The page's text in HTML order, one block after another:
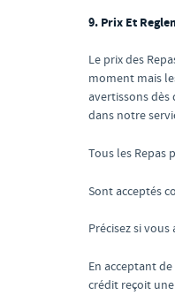
9. Prix Et
Le prix des
moment mais
avertissons
dans notre
Tous les Repas
Sont acceptés
Précisez si
En acceptant
crédit reçoit